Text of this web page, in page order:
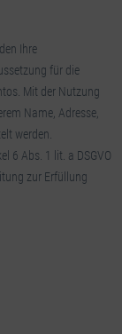
Ihre
für die
Mit der Nutzung
Name, Adresse,
werden.
6 Abs. 1 lit. a DSGVO
zur Erfüllung